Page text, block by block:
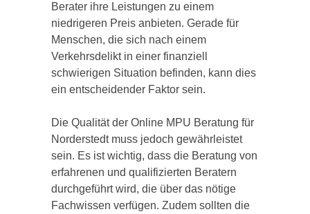
Berater ihre Leistungen zu einem
niedrigeren Preis anbieten. Gerade für
Menschen, die sich nach einem
Verkehrsdelikt in einer finanziell
schwierigen Situation befinden, kann dies
ein entscheidender Faktor sein.
Die Qualität der Online MPU Beratung für
Norderstedt muss jedoch gewährleistet
sein. Es ist wichtig, dass die Beratung von
erfahrenen und qualifizierten Beratern
durchgeführt wird, die über das nötige
Fachwissen verfügen. Zudem sollten die